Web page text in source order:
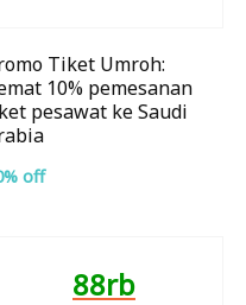
Tiket Umroh:
10% pemesanan
pesawat ke Saudi
off
88rb